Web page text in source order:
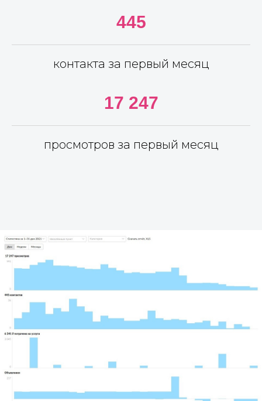
445
контакта за первый месяц
17 247
просмотров за первый месяц